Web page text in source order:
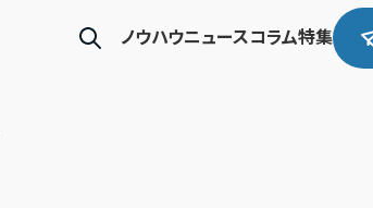
ノウハウニュースコラム特集